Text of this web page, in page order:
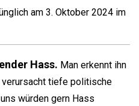
am 3. Oktober 2024 im
Hass. Man erkennt ihn
tiefe politische
würden gern Hass